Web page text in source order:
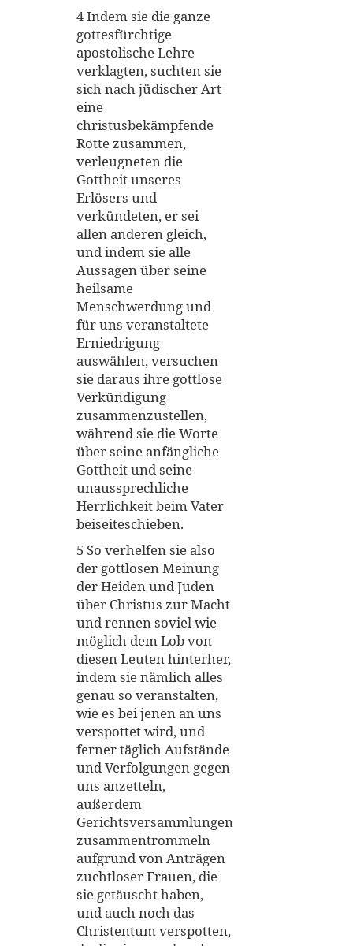
4 Indem sie die ganze
gottesfürchtige
apostolische Lehre
verklagten, suchten sie
sich nach jüdischer Art
eine
christusbekämpfende
Rotte zusammen,
verleugneten die
Gottheit unseres
Erlösers und
verkündeten, er sei
allen anderen gleich,
und indem sie alle
Aussagen über seine
heilsame
Menschwerdung und
für uns veranstaltete
Erniedrigung
auswählen, versuchen
sie daraus ihre gottlose
Verkündigung
zusammenzustellen,
während sie die Worte
über seine anfängliche
Gottheit und seine
unaussprechliche
Herrlichkeit beim Vater
beiseiteschieben.
5 So verhelfen sie also
der gottlosen Meinung
der Heiden und Juden
über Christus zur Macht
und rennen soviel wie
möglich dem Lob von
diesen Leuten hinterher,
indem sie nämlich alles
genau so veranstalten,
wie es bei jenen an uns
verspottet wird, und
ferner täglich Aufstände
und Verfolgungen gegen
uns anzetteln,
außerdem
Gerichtsversammlungen
zusammentrommeln
aufgrund von Anträgen
zuchtloser Frauen, die
sie getäuscht haben,
und auch noch das
Christentum verspotten,